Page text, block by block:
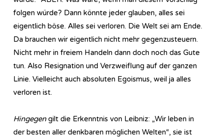
folgen würde? Dann könnte jeder glauben, alles sei
eigentlich böse. Alles sei verloren. Die Welt sei am Ende.
Da brauchen wir eigentlich nicht mehr gegenzusteuern.
Nicht mehr in freiem Handeln dann doch noch das Gute
tun. Also Resignation und Verzweiflung auf der ganzen
Linie. Vielleicht auch absoluten Egoismus, weil ja alles
verloren ist.
Hingegengilt die Erkenntnis von Leibniz: „Wir leben in
der besten aller denkbaren möglichen Welten“, sie ist